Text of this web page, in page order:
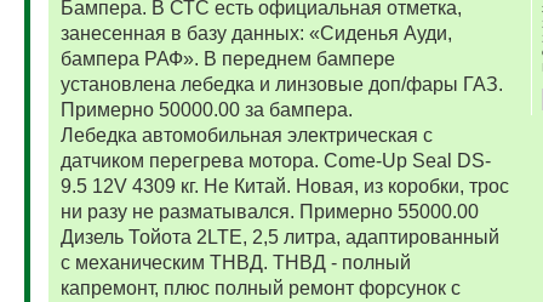
Бампера. В СТС есть официальная отметка,
занесенная в базу данных: «Сиденья Ауди,
бампера РАФ». В переднем бампере
установлена лебедка и линзовые доп/фары ГАЗ.
Примерно 50000.00 за бампера.
Лебедка автомобильная электрическая с
датчиком перегрева мотора. Come-Up Seal DS-
9.5 12V 4309 кг. Не Китай. Новая, из коробки, трос
ни разу не разматывался. Примерно 55000.00
Дизель Тойота 2LTE, 2,5 литра, адаптированный
с механическим ТНВД. ТНВД - полный
капремонт, плюс полный ремонт форсунок с